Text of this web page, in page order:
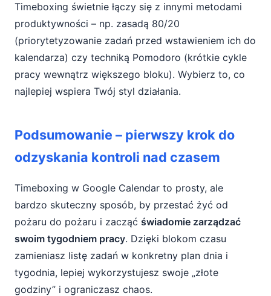
Timeboxing świetnie łączy się z innymi metodami
produktywności – np. zasadą 80/20
(priorytetyzowanie zadań przed wstawieniem ich do
kalendarza) czy techniką Pomodoro (krótkie cykle
pracy wewnątrz większego bloku). Wybierz to, co
najlepiej wspiera Twój styl działania.
Podsumowanie – pierwszy krok do
odzyskania kontroli nad czasem
Timeboxing w Google Calendar to prosty, ale
bardzo skuteczny sposób, by przestać żyć od
pożaru do pożaru i zacząć świadomie zarządzać
swoim tygodniem pracy. Dzięki blokom czasu
zamieniasz listę zadań w konkretny plan dnia i
tygodnia, lepiej wykorzystujesz swoje „złote
godziny” i ograniczasz chaos.